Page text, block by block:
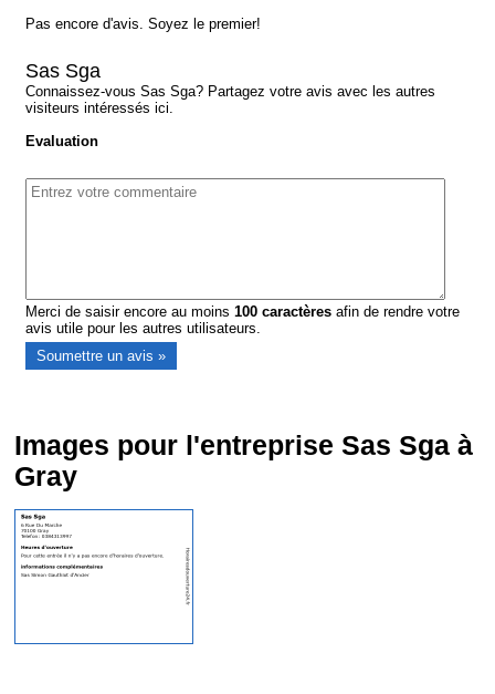
Pas encore d'avis. Soyez le premier!
Sas Sga
Connaissez-vous Sas Sga? Partagez votre avis avec les autres
visiteurs intéressés ici.
Evaluation
Merci de saisir encore au moins100 caractères afin de rendre votre
avis utile pour les autres utilisateurs.
Images pour l'entreprise Sas Sga à
Gray